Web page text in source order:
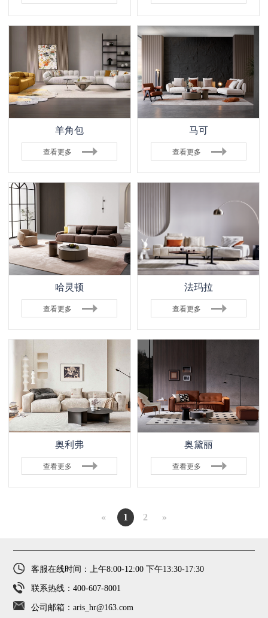
羊角包
查看更多
马可
查看更多
哈灵顿
查看更多
法玛拉
查看更多
奥利弗
查看更多
奥黛丽
查看更多
« 1 2 »
客服在线时间：上午8:00-12:00 下午13:30-17:30
联系热线：400-607-8001
公司邮箱：aris_hr@163.com